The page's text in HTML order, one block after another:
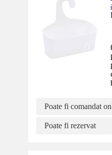
Poate fi comandat
Poate fi rezervat